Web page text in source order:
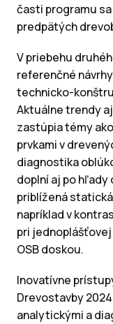
časti programu
predpätých
V priebehu
referenčné
technicko-
Aktuálne trendy
zastúpia témy
prvkami v
diagnostika
doplní aj pohľady
priblížená
napríklad v
pri
OSB doskou.
Inovatívne
Drevostavby
analytickými a